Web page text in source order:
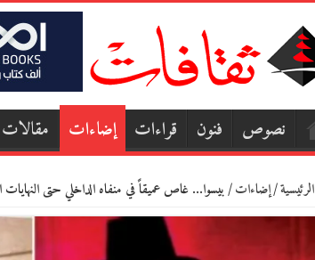
نصوص فنون قراءات إضاءات مقالات
الرئيسية/إضاءات/بيسوا… غاص عميقاً في منفاه الداخلي حتى النهايات